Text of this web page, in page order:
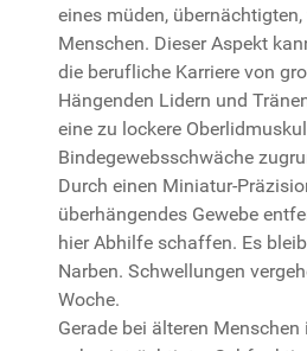
eines müden,
Menschen. Dieser Aspekt
die berufliche Karriere von
Hängenden Lidern und
eine zu lockere
Bindegewebsschwäche
Durch einen Miniatur-
überhängendes Gewebe
hier Abhilfe schaffen. Es
Narben. Schwellungen
Woche.
Gerade bei älteren